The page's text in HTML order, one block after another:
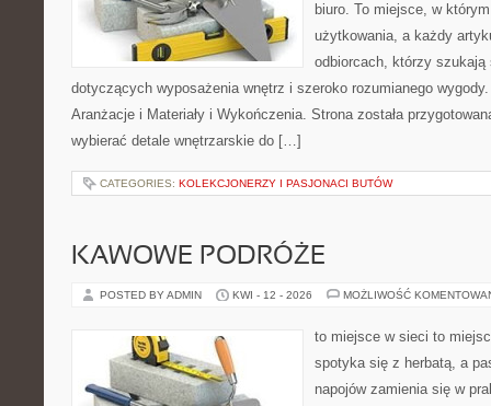
biuro. To miejsce, w
użytkowania, a każdy
odbiorcach, którzy szukają
dotyczących wyposażenia wnętrz i szeroko rozumianego
Aranżacje i Materiały i Wykończenia. Strona została
wybierać detale wnętrzarskie do […]
CATEGORIES: KOLEKCJONERZY I PASJONACI BUTÓW
KAWOWE PODRÓŻE
POSTED BY ADMIN KWI - 12 - 2026 MOŻLIWOŚĆ
to miejsce w sieci to
spotyka się z herbatą, a
napojów zamienia się w